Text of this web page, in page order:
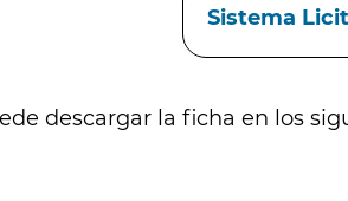
Sistema
descargar la ficha en los